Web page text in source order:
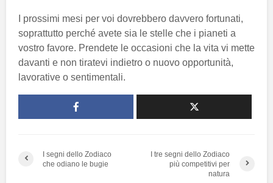
I prossimi mesi per voi dovrebbero davvero fortunati,
soprattutto perché avete sia le stelle che i pianeti a
vostro favore. Prendete le occasioni che la vita vi mette
davanti e non tiratevi indietro o nuovo opportunità,
lavorative o sentimentali.
I segni dello Zodiaco
che odiano le bugie
I tre segni dello Zodiaco
più competitivi per
natura